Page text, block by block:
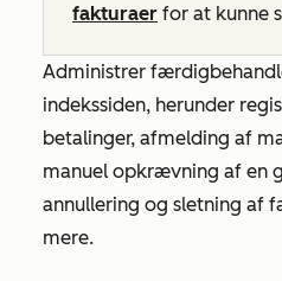
fakturaer for at kunne
Administrer
indekssiden, herunder
betalinger, afmelding af
manuel opkrævning af en
annullering og sletning af
mere.